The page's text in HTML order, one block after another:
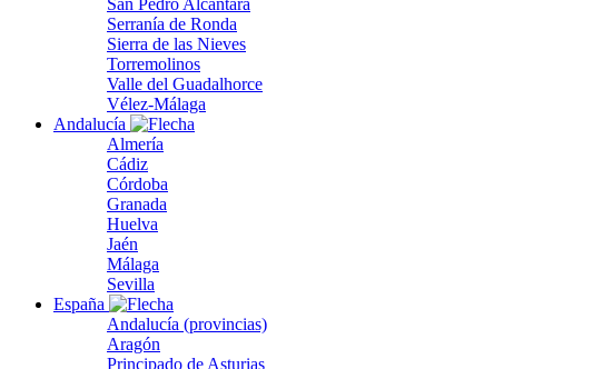
San Pedro Alcántara
Serranía de Ronda
Sierra de las Nieves
Torremolinos
Valle del Guadalhorce
Vélez-Málaga
Andalucía
Almería
Cádiz
Córdoba
Granada
Huelva
Jaén
Málaga
Sevilla
España
Andalucía (provincias)
Aragón
Principado de Asturias